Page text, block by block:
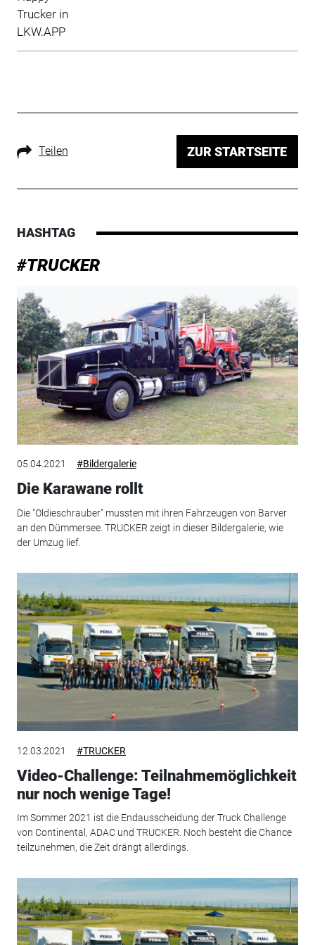
Teilen ZUR STARTSEITE
HASHTAG
#TRUCKER
05.04.2021 #Bildergalerie
Die Karawane rollt
Die "Oldieschrauber" mussten mit ihren Fahrzeugen von Barver
an den Dümmersee. TRUCKER zeigt in dieser Bildergalerie, wie
der Umzug lief.
12.03.2021 #TRUCKER
Video-Challenge: Teilnahmemöglichkeit
nur noch wenige Tage!
Im Sommer 2021 ist die Endausscheidung der Truck Challenge
von Continental, ADAC und TRUCKER. Noch besteht die Chance
teilzunehmen, die Zeit drängt allerdings.